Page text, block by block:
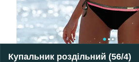
Купальник роздільний (56/4)